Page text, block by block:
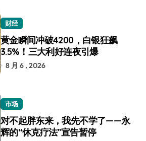
财经
黄金瞬间冲破4200，白银狂飙
3.5%！三大利好连夜引爆
8 月 6 , 2026
市场
对不起胖东来，我先不学了——永
辉的“休克疗法”宣告暂停